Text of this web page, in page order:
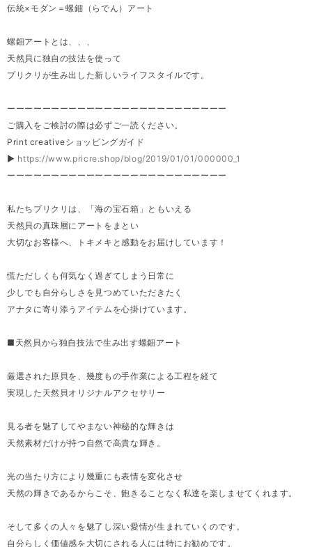
伝統×モダン＝螺鈿（らでん）アート
螺鈿アートとは、、、
天然貝に独自の技法を使って
プリクリが生み出した新しいライフスタイルです。
ーーーーーーーーーーーーーーーーーーーーーーーーー
ご購入をご検討の際は必ずご一読ください。
Print creativeショッピングガイド
▶ https://www.pricre.shop/blog/2019/01/01/000000_1
ーーーーーーーーーーーーーーーーーーーーーーーーー
私たちプリクリは、「海の宝石箱」ともいえる
天然貝の真珠層にアートをまとい
大切なお客様へ、トキメキと感動をお届けしています！
慌ただしくも何気なく過ぎてしまう日常に
少しでも自分らしさを見つめていただきたく
アナタに寄り添うアイテムを心掛けています。
■天然貝から独自技法で生み出す螺鈿アート
厳選された原貝を、幾度もの手作業による工程を経て
実現した天然貝オリジナルアクセサリー
見る者を魅了してやまない神秘的な輝きは
天然素材だけが持つ自然で高貴な輝き。
光の当たり方により幾重にも表情を変化させ
天然の輝きであるからこそ、飽きることなく私達を楽しませてくれます。
そして多くの人々を魅了し深い愛情が生まれていくのです。
自分らしく価値感を大切にされる人には特にお勧めです。